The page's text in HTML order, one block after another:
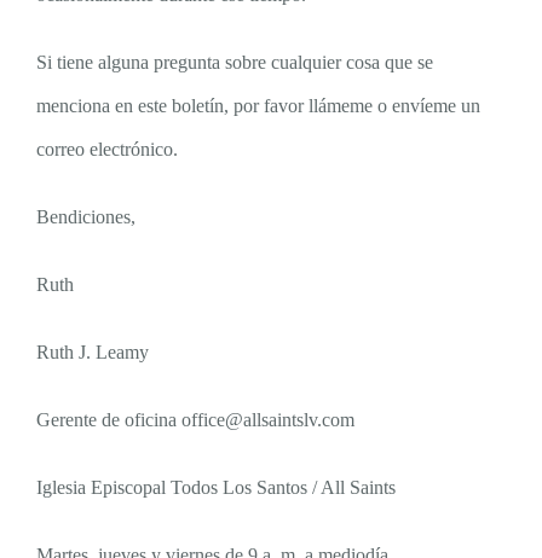
Si tiene alguna pregunta sobre cualquier cosa que se
menciona en este boletín, por favor llámeme o envíeme un
correo electrónico.
Bendiciones,
Ruth
Ruth J. Leamy
Gerente de oficina office@allsaintslv.com
Iglesia Episcopal Todos Los Santos / All Saints